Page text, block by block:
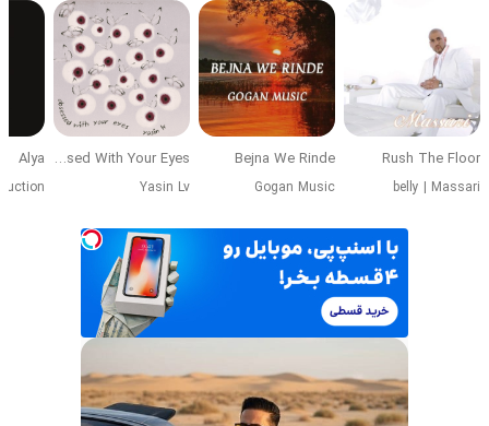
Rush The Floor
belly | Massari
Bejna We Rinde
Gogan Music
Obsessed With Your Eyes
Yasin Lv
Alya